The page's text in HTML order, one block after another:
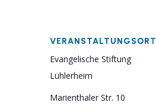
VERANSTALTUNGSORT
Evangelische Stiftung
Lühlerheim
Marienthaler Str. 10